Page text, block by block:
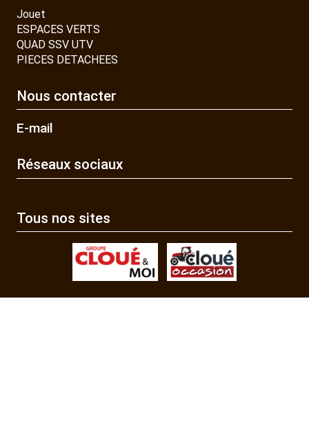
Jouet
ESPACES VERTS
QUAD SSV UTV
PIECES DETACHEES
Nous contacter
E-mail
Réseaux sociaux
Tous nos sites